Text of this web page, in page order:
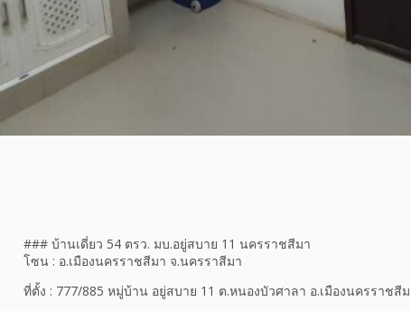
### บ้านเดี่ยว 54 ตรว. มบ.อยู่สบาย 11 นครราชสีมา
โซน : อ.เมืองนครราชสีมา จ.นครราสีมา
ที่ตั้ง : 777/885 หมู่บ้าน อยู่สบาย 11 ต.หนองบัวศาลา อ.เมืองนครราชสี